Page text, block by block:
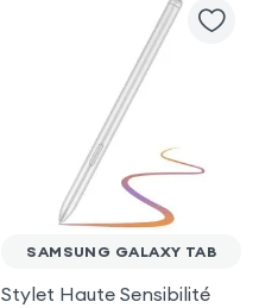
SAMSUNG GALAXY TAB
Stylet Haute Sensibilité